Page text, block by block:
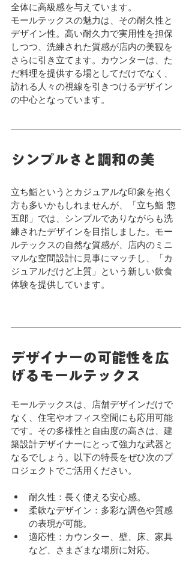
全体に高級感を与えています。
モールテックスの魅力は、その耐久性と
デザイン性。高い耐久力で実用性を担保
しつつ、洗練された質感が店内の美観を
さらに引き立てます。カウンターは、た
だ料理を提供する場としてだけでなく、
訪れる人々の視線を引きつけるデザイン
の中心となっています。
シンプルさと調和の美
立ち鮨というとカジュアルな印象を抱く
方も多いかもしれませんが、「立ち鮨 惣
五郎」では、シンプルでありながらも洗
練されたデザインを目指しました。モー
ルテックスの自然な質感が、店内のミニ
マルな空間設計に見事にマッチし、「カ
ジュアルだけど上質」という新しい飲食
体験を提供しています。
デザイナーの可能性を広
げるモールテックス
モールテックスは、店舗デザインだけで
なく、住宅やオフィス空間にも応用可能
です。その多様性と自由度の高さは、建
築設計デザイナーにとって強力な武器と
なるでしょう。以下の特長をぜひ次のプ
ロジェクトでご活用ください。
耐久性：長く使える安心感。
柔軟なデザイン：多彩な調色や質感
の表現が可能。
適応性：カウンター、壁、床、家具
など、さまざまな場所に対応。